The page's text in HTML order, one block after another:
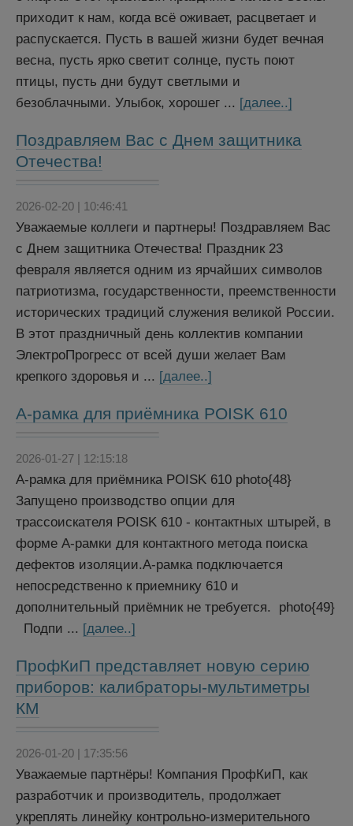
приходит к нам, когда всё оживает, расцветает и
распускается. Пусть в вашей жизни будет вечная
весна, пусть ярко светит солнце, пусть поют
птицы, пусть дни будут светлыми и
безоблачными. Улыбок, хорошег ... [далее..]
Поздравляем Вас с Днем защитника
Отечества!
2026-02-20 | 10:46:41
Уважаемые коллеги и партнеры! Поздравляем Вас
с Днем защитника Отечества! Праздник 23
февраля является одним из ярчайших символов
патриотизма, государственности, преемственности
исторических традиций служения великой России.
В этот праздничный день коллектив компании
ЭлектроПрогресс от всей души желает Вам
крепкого здоровья и ... [далее..]
А-рамка для приёмника POISK 610
2026-01-27 | 12:15:18
А-рамка для приёмника POISK 610 photo{48}
Запущено производство опции для
трассоискателя POISK 610 - контактных штырей, в
форме А-рамки для контактного метода поиска
дефектов изоляции.А-рамка подключается
непосредственно к приемнику 610 и
дополнительный приёмник не требуется. photo{49}
Подпи ... [далее..]
ПрофКиП представляет новую серию
приборов: калибраторы-мультиметры
КМ
2026-01-20 | 17:35:56
Уважаемые партнёры! Компания ПрофКиП, как
разработчик и производитель, продолжает
укреплять линейку контрольно-измерительного